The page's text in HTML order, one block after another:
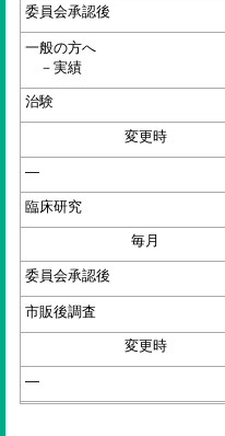
委員会承認後
一般の方へ
－実績
治験
変更時
—
臨床研究
毎月
委員会承認後
市販後調査
変更時
—